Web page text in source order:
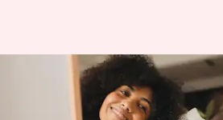
कर्ली बालों की देखभाल
खरीदते हैं प्रोडक्ट्स?